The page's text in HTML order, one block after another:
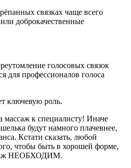
связках чаще всего
доброкачественные
голосовых связок
для профессионалов голоса
ключевую роль.
к специалисту! Иначе
будут намного плачевнее,
Кстати сказать, любой
чтобы быть в хорошей форме,
НЕОБХОДИМ.